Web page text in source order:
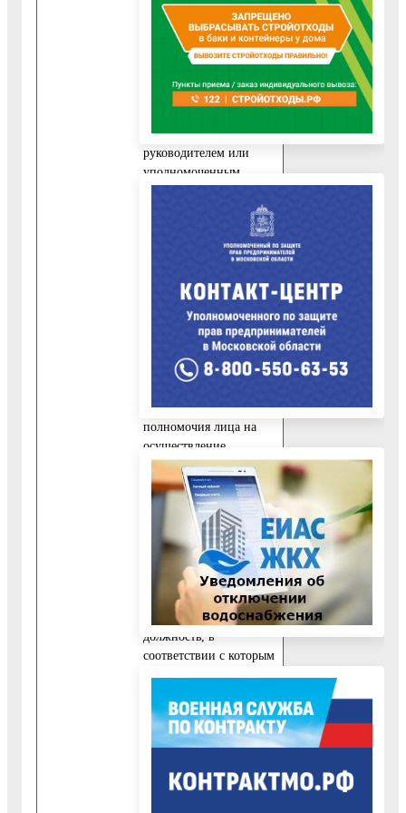
Для заявителей,
действующих от имени
юридического лица,
нотариально либо
лица и подписанные
руководителем или
уполномоченным
1) учредительные
документы,
подтверждающие
правоспособность
юридического лица;
подтверждающий
полномочия лица на
осуществление
действий без
доверенности от имени
заявителя -
юридического лица
(копия решения о
назначении или об
избрании либо приказа
о назначении
физического лица на
должность, в
соответствии с которым
такое физическое лицо
действовать от имени
заявителя без
доверенности);
3) решение (протокол)